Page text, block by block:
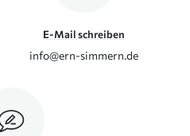
E-Mail schreiben
info@ern-simmern.de